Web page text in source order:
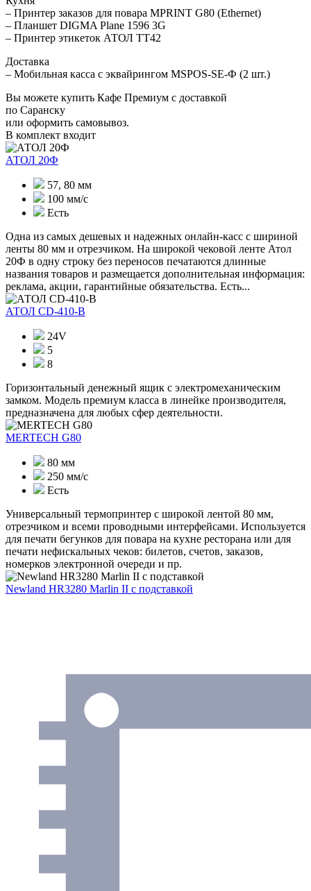
– Принтер заказов для повара MPRINT G80 (Ethernet)
– Планшет DIGMA Plane 1596 3G
– Принтер этикеток АТОЛ ТТ42
Доставка
– Мобильная касса с эквайрингом MSPOS-SE-Ф (2 шт.)
Вы можете купить Кафе Премиум с доставкой
по Саранску
или оформить самовывоз.
В комплект входит
АТОЛ 20Ф
57, 80 мм
100 мм/c
Есть
Одна из самых дешевых и надежных онлайн-касс с шириной
ленты 80 мм и отрезчиком. На широкой чековой ленте Атол
20Ф в одну строку без переносов печатаются длинные
названия товаров и размещается дополнительная информация:
реклама, акции, гарантийные обязательства. Есть...
АТОЛ CD-410-В
24V
5
8
Горизонтальный денежный ящик с электромеханическим
замком. Модель премиум класса в линейке производителя,
предназначена для любых сфер деятельности.
MERTECH G80
80 мм
250 мм/с
Есть
Универсальный термопринтер с широкой лентой 80 мм,
отрезчиком и всеми проводными интерфейсами. Используется
для печати бегунков для повара на кухне ресторана или для
печати нефискальных чеков: билетов, счетов, заказов,
номерков электронной очереди и пр.
Newland HR3280 Marlin II с подставкой